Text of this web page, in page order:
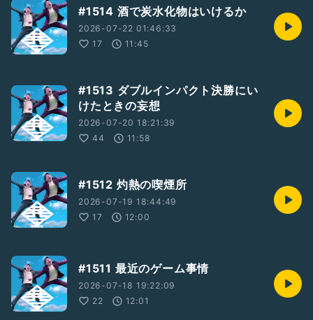
#1514 酒で炭水化物はいけるか
2026-07-22 01:46:33
17
11:45
#1513 ダブルインパクト決勝にい
けたときの妄想
2026-07-20 18:21:39
44
11:58
#1512 灼熱の喫煙所
2026-07-19 18:44:49
17
12:00
#1511 最近のゲーム事情
2026-07-18 19:22:09
22
12:01